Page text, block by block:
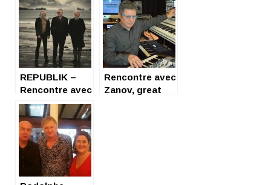
Boulevard
Voltaire
REPUBLIK –
Rencontre avec
Frank DARCEL
Rencontre avec
Zanov, great